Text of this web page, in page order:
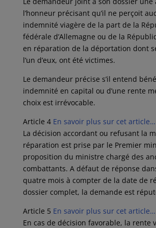
l’honneur précisant qu’il ne perçoit
indemnité viagère de la part de la
fédérale d’Allemagne ou de la
en réparation de la déportation dont
l’un d’eux, ont été victimes.
Le demandeur précise s’il entend
indemnité en capital ou d’une rente
choix est irrévocable.
Article 4 En savoir plus sur cet article…
La décision accordant ou refusant la
réparation est prise par le Premier
proposition du ministre chargé des
combattants. A défaut de réponse
quatre mois à compter de la date de
dossier complet, la demande est
Article 5 En savoir plus sur cet article…
En cas de décision favorable, la rente